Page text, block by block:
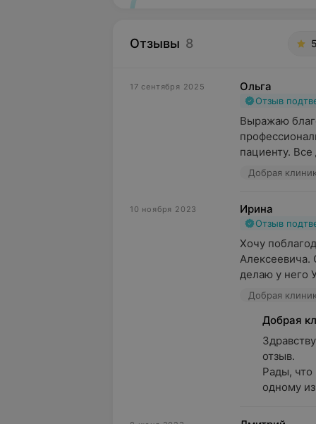
Отзывы 8
17 сентября 2025 Ольга
Отзыв
Выражаю
пациенту.
Добрая
10 ноября 2023 Ирина
Отзыв
Хочу
Алексеевича.
делаю у него
Добрая
Добрая
отзыв.
Рады,
одному